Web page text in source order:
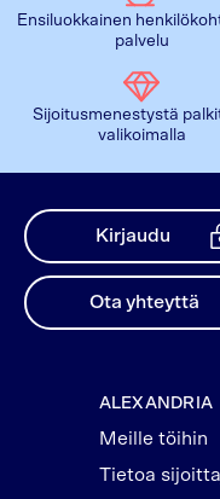
Ensiluokkainen
palvelu
Sijoitusmenestystä
valikoimalla
Kirjaudu
Ota yhteyttä
ALEXANDRIA
Meille töihin
Tietoa